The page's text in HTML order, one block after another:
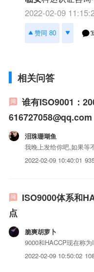
2022-02-09
赞同 80
相关问答
谁有ISO9001：
616727058@qq.com
泪珠珊瑚鱼
我晚上发给你吧,如果等
2022-02-09 10:40:01
ISO9000体系和
点
脆爽胡萝卜
9000和HACCP现在称
2022-02-09 10:50:02